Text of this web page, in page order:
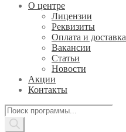
О центре
Лицензии
Реквизиты
Оплата и доставка
Вакансии
Статьи
Новости
Акции
Контакты
Поиск
товаров